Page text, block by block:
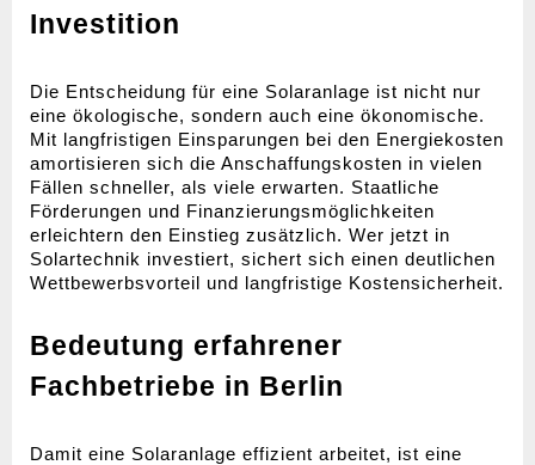
Investition
Die Entscheidung für eine Solaranlage ist nicht nur
eine ökologische, sondern auch eine ökonomische.
Mit langfristigen Einsparungen bei den Energiekosten
amortisieren sich die Anschaffungskosten in vielen
Fällen schneller, als viele erwarten. Staatliche
Förderungen und Finanzierungsmöglichkeiten
erleichtern den Einstieg zusätzlich. Wer jetzt in
Solartechnik investiert, sichert sich einen deutlichen
Wettbewerbsvorteil und langfristige Kostensicherheit.
Bedeutung erfahrener
Fachbetriebe in Berlin
Damit eine Solaranlage effizient arbeitet, ist eine